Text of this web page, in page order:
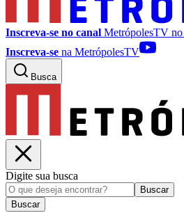
Inscreva-se no canal MetrópolesTV no
Inscreva-se na MetrópolesTV
Busca
Digite sua busca
Buscar
Buscar